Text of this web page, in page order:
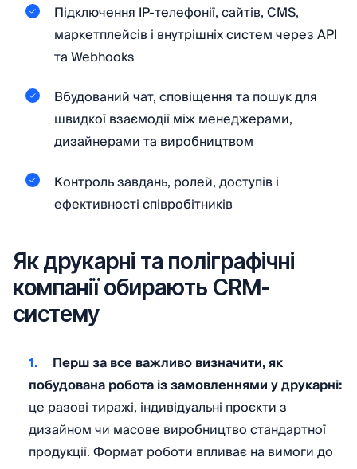
Підключення IP-телефонії, сайтів, CMS,
маркетплейсів і внутрішніх систем через API
та Webhooks
Вбудований чат, сповіщення та пошук для
швидкої взаємодії між менеджерами,
дизайнерами та виробництвом
Контроль завдань, ролей, доступів і
ефективності співробітників
Як друкарні та поліграфічні
компанії обирають CRM-
систему
Перш за все важливо визначити, як
побудована робота із замовленнями у друкарні:
це разові тиражі, індивідуальні проєкти з
дизайном чи масове виробництво стандартної
продукції.Формат роботи впливає на вимоги до